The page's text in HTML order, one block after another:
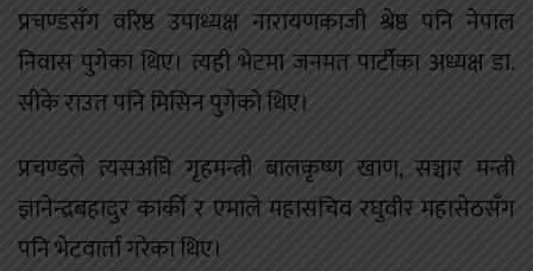
प्रचण्डसँग वरिष्ठ उपाध्यक्ष नारायणकाजी श्रेष्ठ पनि नेपाल
निवास पुगेका थिए। त्यही भेटमा जनमत पार्टीका अध्यक्ष डा.
सीके राउत पनि मिसिन पुगेको थिए।
प्रचण्डले त्यसअघि गृहमन्त्री बालकृष्ण खाण, सञ्चार मन्त्री
ज्ञानेन्द्रबहादुर कार्की र एमाले महासचिव रघुवीर महासेठसँग
पनि भेटवार्ता गरेका थिए।